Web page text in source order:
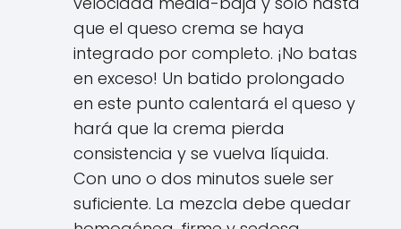
que el queso crema se haya
integrado por completo. ¡No batas
en exceso! Un batido prolongado
en este punto calentará el queso y
hará que la crema pierda
consistencia y se vuelva líquida.
Con uno o dos minutos suele ser
suficiente. La mezcla debe quedar